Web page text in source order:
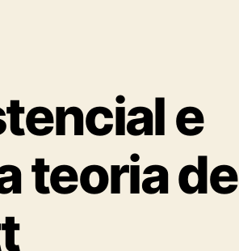
e
teoria de